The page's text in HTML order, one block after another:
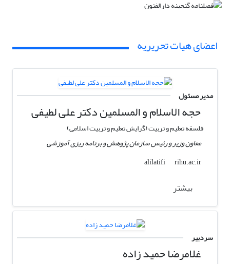
اعضای هیات تحریریه
مدیر مسئول
حجه الاسلام و المسلمین دکتر علی لطیفی
فلسفه تعلیم و تربیت (گرایش تعلیم و تربیت اسلامی)
معاون وزیر و رئیس سازمان پژوهش و برنامه ریزی آموزشی
alilatifi
rihu.ac.ir
بیشتر
سردبیر
غلامرضا حمید زاده